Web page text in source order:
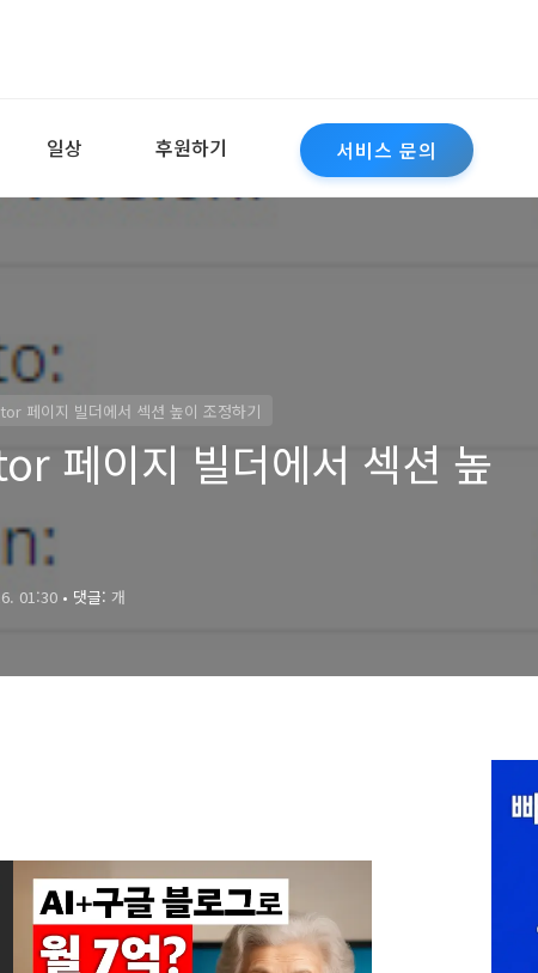
일상 후원하기 서비스 문의
페이지 빌더에서 섹션 높이 조정하기
페이지 빌더에서 섹션 높
01:30 • 댓글: 개